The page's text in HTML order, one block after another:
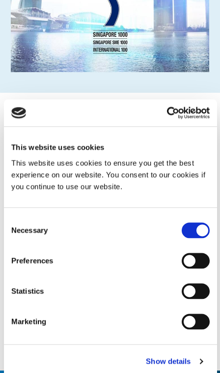
This website uses cookies
This website uses cookies to ensure you get the best
experience on our website. You consent to our cookies if
you continue to use our website.
Selection
Necessary
Preferences
Statistics
Marketing
Show details
Dymax 公司荣获 Inc. 5000 认可
展最快的 5,000 家私营企业之一。《Inc.》5000 强榜单对
美国经济中极其重要的一个部分——美国独立企业家——
进行了最全面的审视。